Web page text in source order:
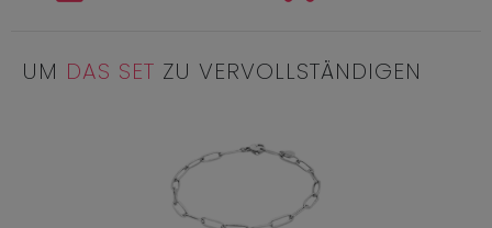
UM DAS SET ZU VERVOLLSTÄNDIGEN